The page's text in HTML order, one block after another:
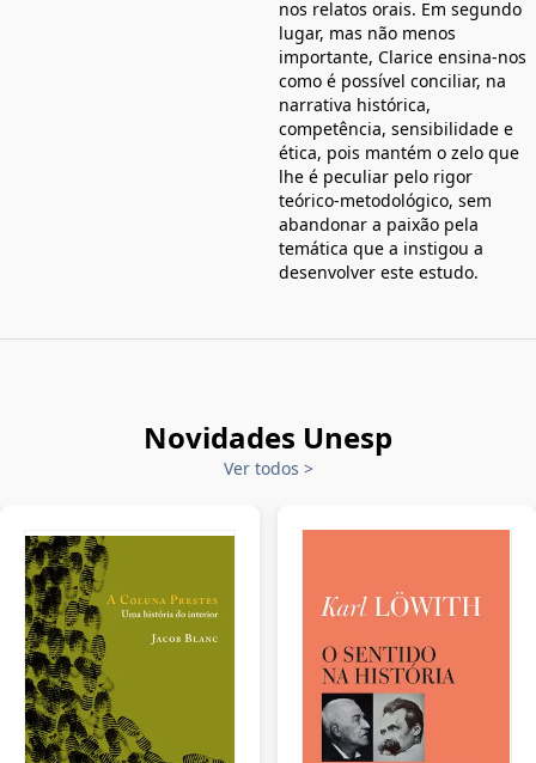
nos relatos orais. Em segundo
lugar, mas não menos
importante, Clarice ensina-nos
como é possível conciliar, na
narrativa histórica,
competência, sensibilidade e
ética, pois mantém o zelo que
lhe é peculiar pelo rigor
teórico-metodológico, sem
abandonar a paixão pela
temática que a instigou a
desenvolver este estudo.
Novidades Unesp
Ver todos >